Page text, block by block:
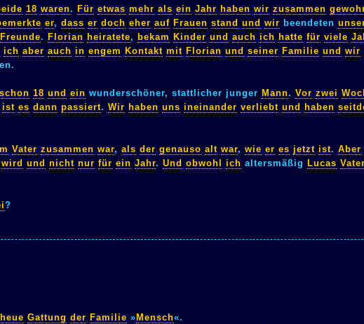
18 waren. Für etwas mehr als ein Jahr haben wir zusammen
er, dass er doch eher auf Frauen stand und wir beendeten
Freunde. Florian heiratete, bekam Kinder und auch ich hatte für viele
ich aber auch in engem Kontakt mit Florian und seiner Familie und wir
schon 18 und ein wunderschöner, stattlicher junger Mann. Vor zwei
ist es dann passiert. Wir haben uns ineinander verliebt und haben
Vater zusammen war, als der genauso alt war, wie er es jetzt ist. Aber
wird und nicht nur für ein Jahr. Und obwohl ich altersmäßig Lucas Vater
?
Gattung der Familie » Mensch«.